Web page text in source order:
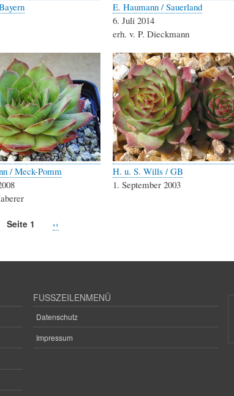
E. Haumann / Sauerland
6. Juli 2014
erh. v. P. Dieckmann
/ Meck-Pomm
H. u. S. Wills / GB
1. September 2003
Seite 1
Nächste
››
FUSSZEILENMENÜ
Datenschutz
Impressum